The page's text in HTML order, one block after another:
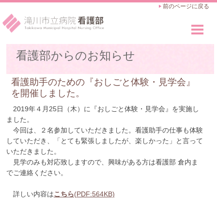
前のページに戻る
看護部のご紹介
Outline
看護師の仕事
Works
Career Advance
採用のご案内
Recruit
看護部からのお知らせ
看護助手のための『おしごと体験・見学会』
を開催しました。
2019年４月25日（木）に『おしごと体験・見学会』を実施し
ました。
今回は、２名参加していただきました。看護助手の仕事も体験
していただき、「とても緊張しましたが、楽しかった」と言って
いただきました。
見学のみも対応致しますので、興味がある方は看護部 倉内ま
でご連絡ください。
詳しい内容はこちら(PDF:564KB)